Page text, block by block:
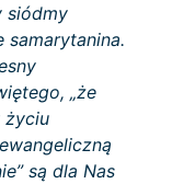
siódmy
samarytanina.
„że
życiu
są dla Nas